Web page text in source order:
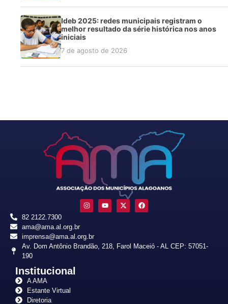
Ideb 2025: redes municipais registram o
melhor resultado da série histórica nos anos
iniciais
7 de agosto de 2026
82 2122.7300
ama@ama.al.org.br
imprensa@ama.al.org.br
Av. Dom Antônio Brandão, 218, Farol Maceió - AL CEP: 57051-
190
Institucional
A AMA
Estante Virtual
Diretoria